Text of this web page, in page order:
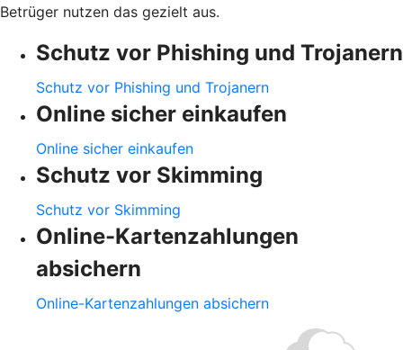
Betrüger nutzen das gezielt aus.
Schutz vor Phishing und Trojanern
Schutz vor Phishing und Trojanern
Online sicher einkaufen
Online sicher einkaufen
Schutz vor Skimming
Schutz vor Skimming
Online-Kartenzahlungen
absichern
Online-Kartenzahlungen absichern